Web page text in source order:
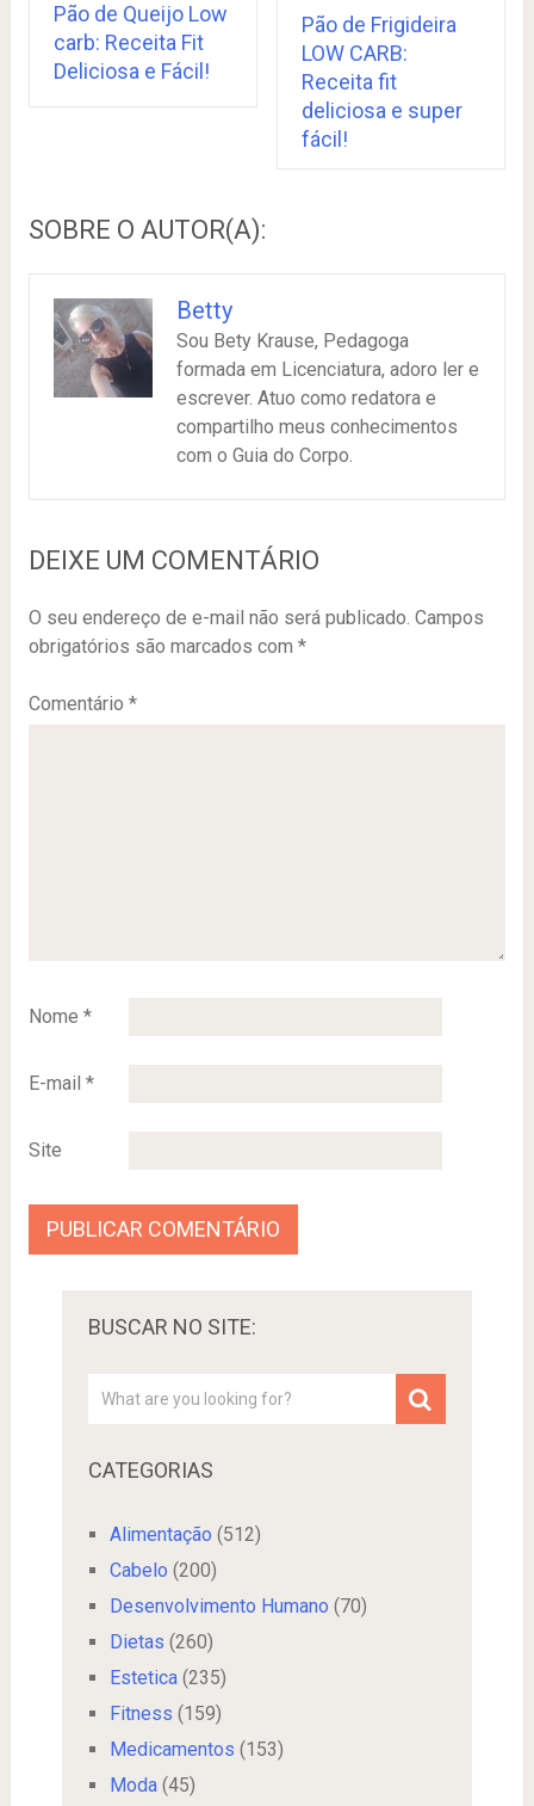
Pão de Queijo Low
carb: Receita Fit
Deliciosa e Fácil!
Pão de Frigideira
LOW CARB:
Receita fit
deliciosa e super
fácil!
SOBRE O AUTOR(A):
Betty
Sou Bety Krause, Pedagoga
formada em Licenciatura, adoro ler e
escrever. Atuo como redatora e
compartilho meus conhecimentos
com o Guia do Corpo.
DEIXE UM COMENTÁRIO
O seu endereço de e-mail não será publicado. Campos
obrigatórios são marcados com *
Comentário *
Nome *
E-mail *
Site
BUSCAR NO SITE:
CATEGORIAS
Alimentação (512)
Cabelo (200)
Desenvolvimento Humano (70)
Dietas (260)
Estetica(235)
Fitness (159)
Medicamentos (153)
Moda(45)